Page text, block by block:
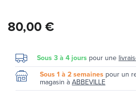
80,00 €
Sous 3 à 4 jours pour une
Sous 1 à 2 semaines pour un
magasin à ABBEVILLE